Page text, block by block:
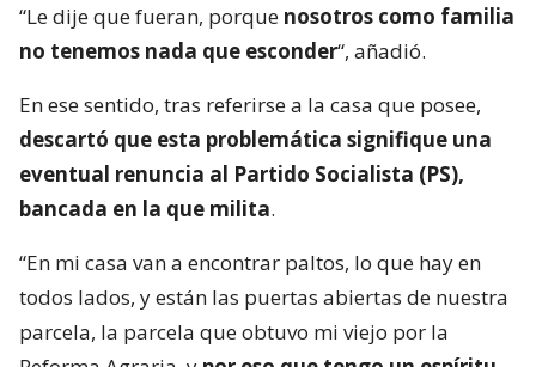
“Le dije que fueran, porque nosotros como familia
no tenemos nada que esconder“, añadió.
En ese sentido, tras referirse a la casa que posee,
descartó que esta problemática signifique una
eventual renuncia al Partido Socialista (PS),
bancada en la que milita.
“En mi casa van a encontrar paltos, lo que hay en
todos lados, y están las puertas abiertas de nuestra
parcela, la parcela que obtuvo mi viejo por la